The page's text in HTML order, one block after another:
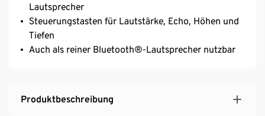
Lautsprecher
Steuerungstasten für Lautstärke, Echo, Höhen und
Tiefen
Auch als reiner Bluetooth®-Lautsprecher nutzbar
Produktbeschreibung